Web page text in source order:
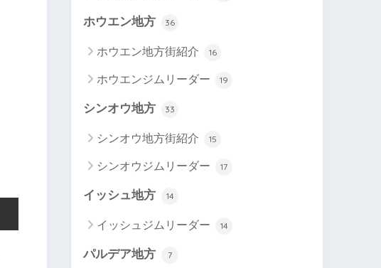
ホウエン地方 36
ホウエン地方街紹介 16
ホウエンジムリーダー 19
シンオウ地方 33
シンオウ地方街紹介 15
シンオウジムリーダー 17
イッシュ地方 14
イッシュジムリーダー 14
パルデア地方 7